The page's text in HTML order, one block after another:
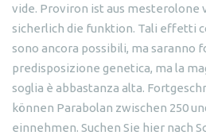
vide. Proviron ist aus mesterolone
sicherlich die funktion. Tali effetti
sono ancora possibili, ma saranno
predisposizione genetica, ma la
soglia è abbastanza alta.
können Parabolan zwischen 250
einnehmen. Suchen Sie hier nach